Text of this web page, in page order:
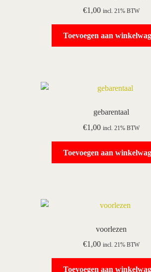
€1,00 incl. 21% BTW
Toevoegen aan
gebarentaal
€1,00 incl. 21% BTW
Toevoegen aan
voorlezen
€1,00 incl. 21% BTW
Toevoegen aan